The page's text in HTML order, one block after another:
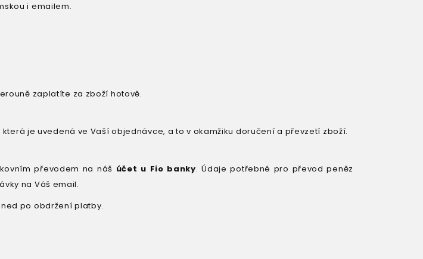
i emailem.
zaplatíte za zboží hotově.
je uvedená ve Vaší objednávce, a to v okamžiku doručení a převzetí zboží.
převodem na náš účet u Fio banky. Údaje potřebné pro převod peněz
na Váš email.
po obdržení platby.